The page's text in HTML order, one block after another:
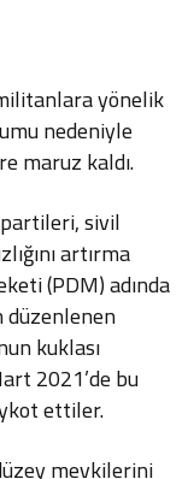
yönelik
nedeniyle
maruz kaldı.
sivil
artırma
(PDM) adında
düzenlenen
kuklası
2021’de bu
ettiler.
mevkilerini